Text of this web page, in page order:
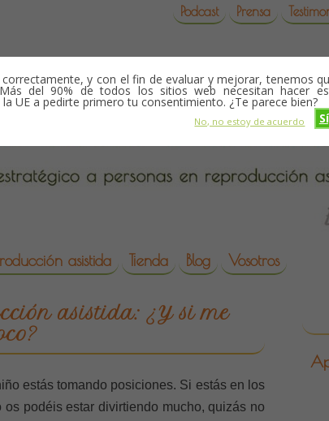
y con el fin de evaluar y mejorar, tenemos
del 90% de todos los sitios web necesitan hacer
UE a pedirte primero tu consentimiento. ¿Te parece bien?
No, no estoy de acuerdo
Podcast Prensa
asistida Tienda Blog Vosotros
asistida: ¿Y si me
estás tomando posiciones. Si estás en los
podéis estar divirtiendo mucho, quizás no